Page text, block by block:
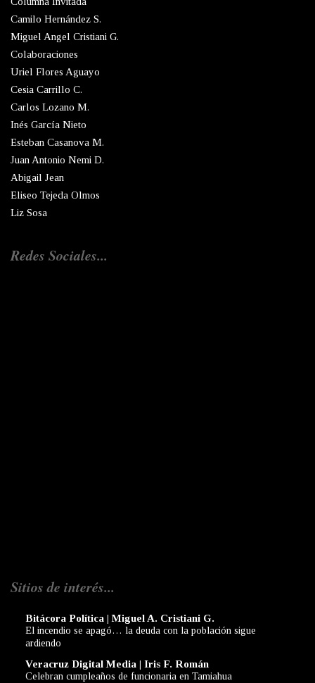
Camilo Hernández S.
Miguel Angel Cristiani G.
Colaboraciones
Uriel Flores Aguayo
Cesia Carrillo C.
Carlos Lozano M.
Inés García Nieto
Esteban Casanova M.
Juan Antonio Nemi D.
Abigail Jean
Eliseo Tejeda Olmos
Liz Sosa
Redes Sociales...
Sitios de interés...
Bitácora Política | Miguel A. Cristiani G.
El incendio se apagó… la deuda con la población sigue
ardiendo
Veracruz Digital Media | Iris F. Román
Celebran cumpleaños de funcionaria en Tamiahua